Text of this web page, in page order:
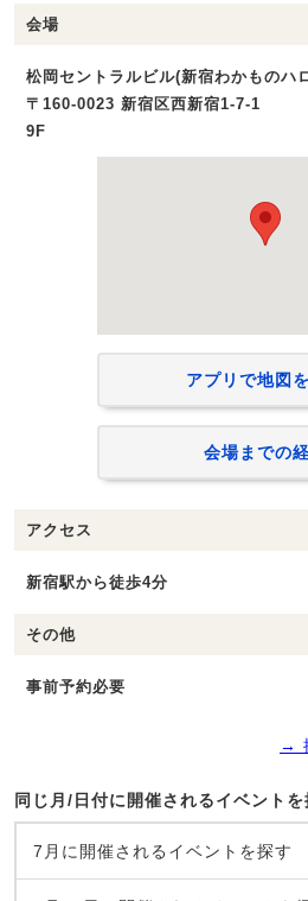
会場
松岡セントラルビル(新宿わかものハ
〒160-0023 新宿区西新宿1-7-1
9F
アプリで地図
会場までの
アクセス
新宿駅から徒歩4分
その他
事前予約必要
→
同じ月/日付に開催されるイベントを
7月に開催されるイベントを探す